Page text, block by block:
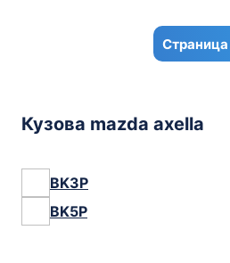
Кузова mazda axella
BK3P
BK5P